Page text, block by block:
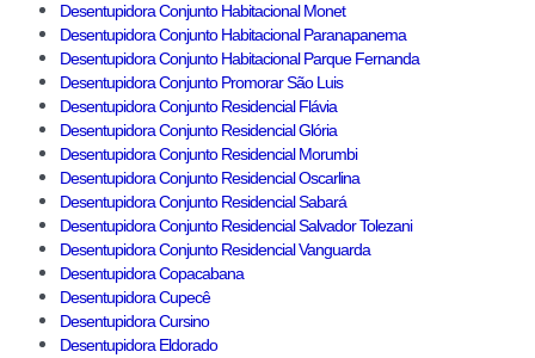
Desentupidora Conjunto Habitacional Monet
Desentupidora Conjunto Habitacional Paranapanema
Desentupidora Conjunto Habitacional Parque Fernanda
Desentupidora Conjunto Promorar São Luis
Desentupidora Conjunto Residencial Flávia
Desentupidora Conjunto Residencial Glória
Desentupidora Conjunto Residencial Morumbi
Desentupidora Conjunto Residencial Oscarlina
Desentupidora Conjunto Residencial Sabará
Desentupidora Conjunto Residencial Salvador Tolezani
Desentupidora Conjunto Residencial Vanguarda
Desentupidora Copacabana
Desentupidora Cupecê
Desentupidora Cursino
Desentupidora Eldorado